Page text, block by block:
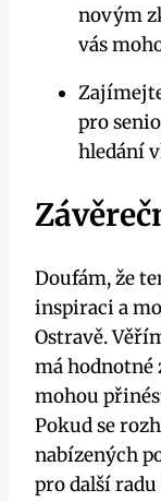
novým
vás
pro
hledání
Doufám, že
inspiraci a
Ostravě.
má hodnotné
mohou
Pokud se
nabízených
pro další radu